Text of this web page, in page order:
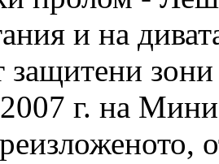
и на
защитени
г. на